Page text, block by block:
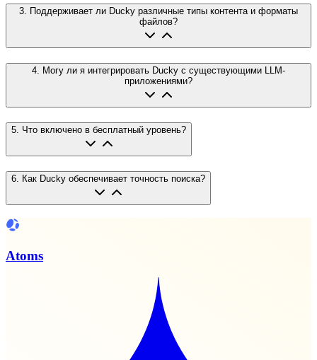
3. Поддерживает ли Ducky различные типы контента и форматы
файлов?
4. Могу ли я интегрировать Ducky с существующими LLM-
приложениями?
5 Что включено в бесплатный уровень?
6 Как Ducky обеспечивает точность поиска?
Atoms